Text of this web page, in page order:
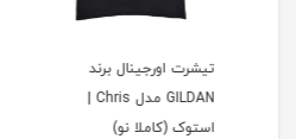
تیشرت اورجینال برند
GILDAN مدل Chris |
استوک (کاملا نو)